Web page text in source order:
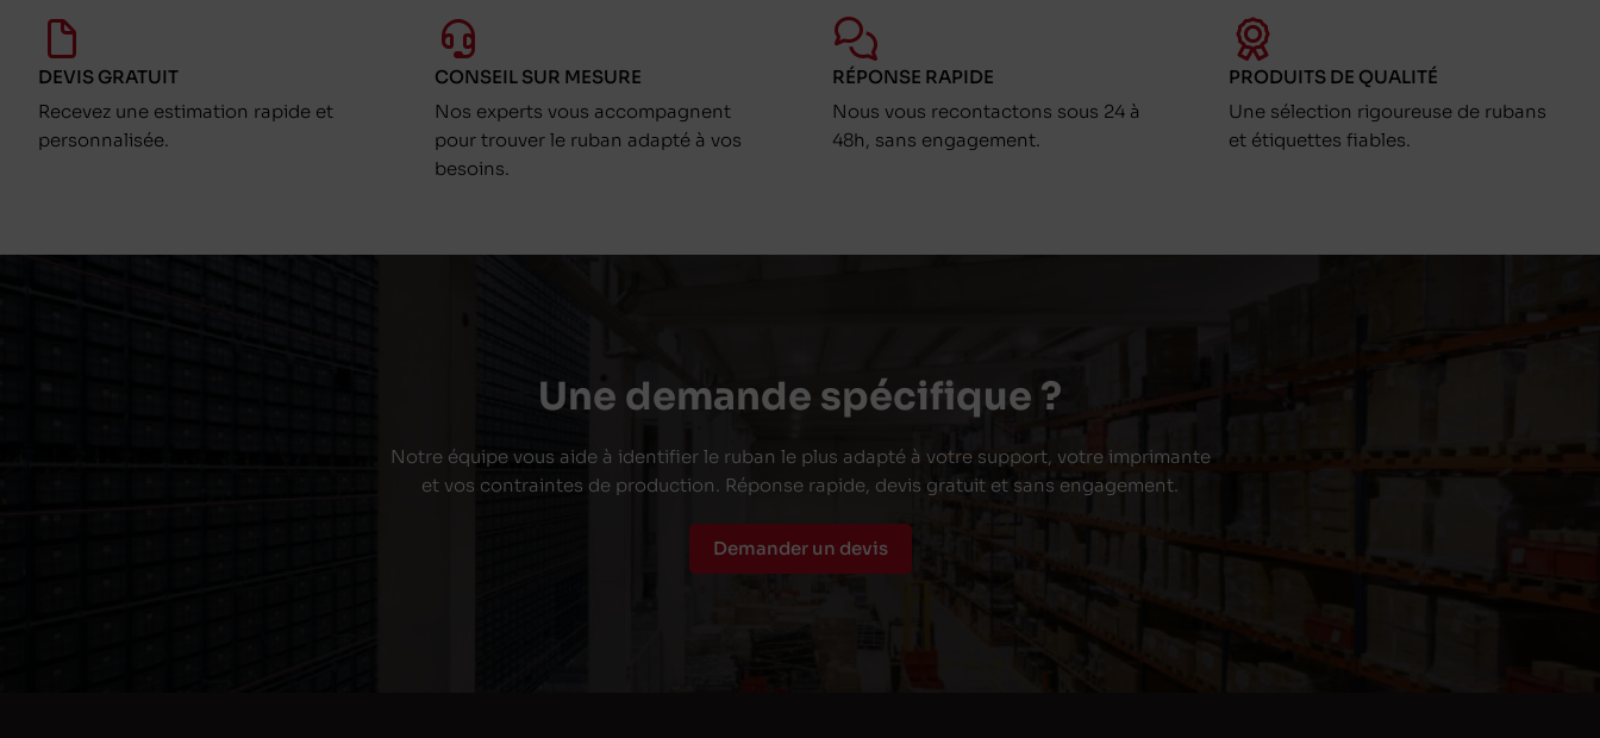
DEVIS GRATUIT
Recevez une estimation rapide et
personnalisée.
CONSEIL SUR MESURE
Nos experts vous accompagnent
pour trouver le ruban adapté à vos
besoins.
RÉPONSE RAPIDE
Nous vous recontactons sous 24 à
48h, sans engagement.
PRODUITS DE QUALITÉ
Une sélection rigoureuse de rubans
et étiquettes fiables.
Une demande spécifique ?
Notre équipe vous aide à identifier le ruban le plus adapté à votre support, votre imprimante
et vos contraintes de production. Réponse rapide, devis gratuit et sans engagement.
Demander un devis